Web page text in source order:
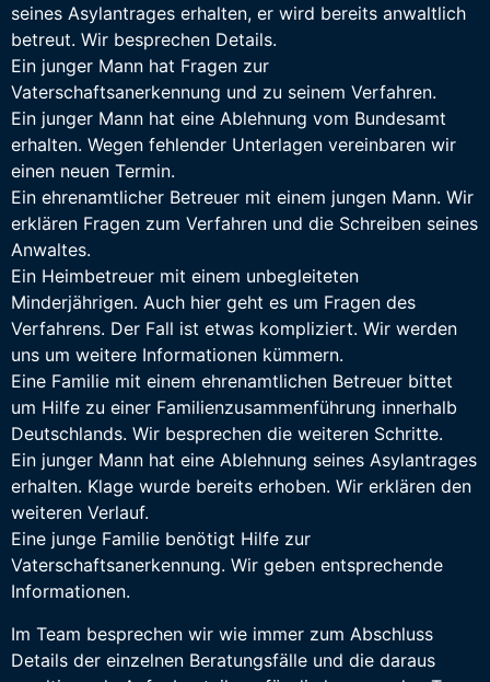
seines Asylantrages erhalten, er wird bereits anwaltlich
betreut. Wir besprechen Details.
Ein junger Mann hat Fragen zur
Vaterschaftsanerkennung und zu seinem Verfahren.
Ein junger Mann hat eine Ablehnung vom Bundesamt
erhalten. Wegen fehlender Unterlagen vereinbaren wir
einen neuen Termin.
Ein ehrenamtlicher Betreuer mit einem jungen Mann. Wir
erklären Fragen zum Verfahren und die Schreiben seines
Anwaltes.
Ein Heimbetreuer mit einem unbegleiteten
Minderjährigen. Auch hier geht es um Fragen des
Verfahrens. Der Fall ist etwas kompliziert. Wir werden
uns um weitere Informationen kümmern.
Eine Familie mit einem ehrenamtlichen Betreuer bittet
um Hilfe zu einer Familienzusammenführung innerhalb
Deutschlands. Wir besprechen die weiteren Schritte.
Ein junger Mann hat eine Ablehnung seines Asylantrages
erhalten. Klage wurde bereits erhoben. Wir erklären den
weiteren Verlauf.
Eine junge Familie benötigt Hilfe zur
Vaterschaftsanerkennung. Wir geben entsprechende
Informationen.
Im Team besprechen wir wie immer zum Abschluss
Details der einzelnen Beratungsfälle und die daraus